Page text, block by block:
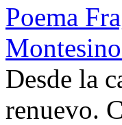
Poema
Desde la
renuevo.